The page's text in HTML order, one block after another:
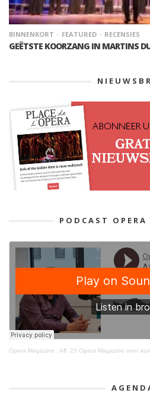
BINNENKORT FEATURED RECENSIES
GEËTSTE KOORZANG IN MARTINS
PODCAST
Opera Magazine · Afl. 23 Opera Magazine over